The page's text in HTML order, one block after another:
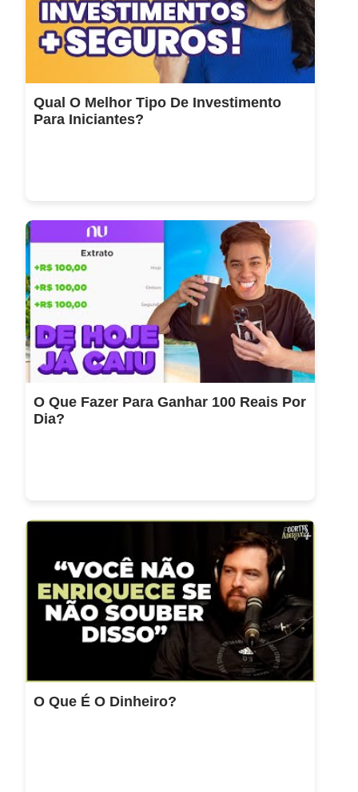
Qual O Melhor Tipo De Investimento
Para Iniciantes?
O Que Fazer Para Ganhar 100 Reais Por
Dia?
O Que É O Dinheiro?